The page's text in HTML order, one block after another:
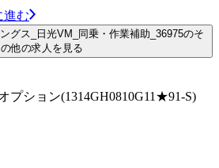
進む
グス_日光VM_同乗・作業補助_36975のそ
の他の求人を見る
プション(1314GH0810G11★91-S)